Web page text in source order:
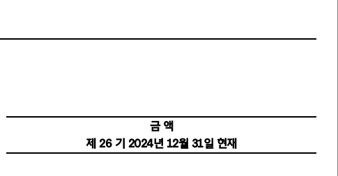
금 액
제 26 기 2024년 12월 31일 현재